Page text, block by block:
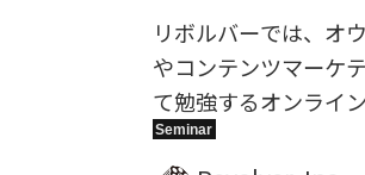
リボルバーでは、オ
やコンテンツマーケ
て勉強するオンライ
月定期開催しています